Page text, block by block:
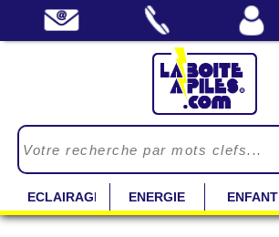
ECLAIRAGE ENERGIE ENFANT